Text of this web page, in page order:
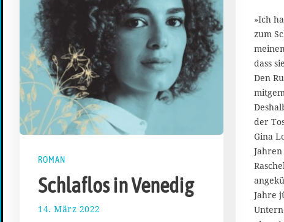
»Ich
zum
dass
Den
der
Gina
Jahre
ROMAN
Schlaflos in Venedig
14. März 2022